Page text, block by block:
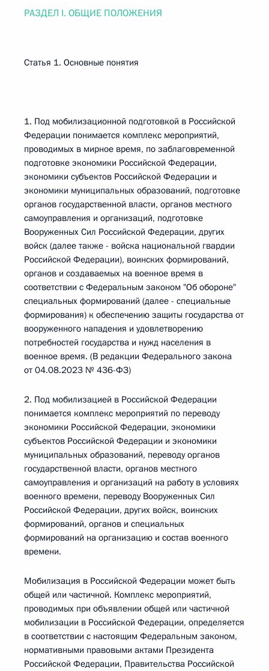
РАЗДЕЛ I. ОБЩИЕ ПОЛОЖЕНИЯ
Статья 1. Основные понятия
1. Под мобилизационной подготовкой в Российской
Федерации понимается комплекс мероприятий,
проводимых в мирное время, по заблаговременной
подготовке экономики Российской Федерации,
экономики субъектов Российской Федерации и
экономики муниципальных образований, подготовке
органов государственной власти, органов местного
самоуправления и организаций, подготовке
Вооруженных Сил Российской Федерации, других
войск (далее также - войска национальной гвардии
Российской Федерации), воинских формирований,
органов и создаваемых на военное время в
соответствии с Федеральным законом "Об обороне"
специальных формирований (далее - специальные
формирования) к обеспечению защиты государства от
вооруженного нападения и удовлетворению
потребностей государства и нужд населения в
военное время. (В редакции Федерального закона
от 04.08.2023 № 436-ФЗ)
2. Под мобилизацией в Российской Федерации
понимается комплекс мероприятий по переводу
экономики Российской Федерации, экономики
субъектов Российской Федерации и экономики
муниципальных образований, переводу органов
государственной власти, органов местного
самоуправления и организаций на работу в условиях
военного времени, переводу Вооруженных Сил
Российской Федерации, других войск, воинских
формирований, органов и специальных
формирований на организацию и состав военного
времени.
Мобилизация в Российской Федерации может быть
общей или частичной. Комплекс мероприятий,
проводимых при объявлении общей или частичной
мобилизации в Российской Федерации, определяется
в соответствии с настоящим Федеральным законом,
нормативными правовыми актами Президента
Российской Федерации, Правительства Российской